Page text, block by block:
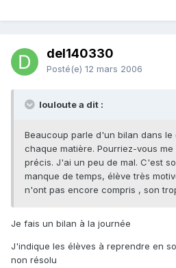
del140330
Posté(e) 12 mars 2006
louloute a dit :
Beaucoup parle d'un bilan dans
chaque matière. Pourriez-vous
précis. J'ai un peu de mal. C'est
manque de temps, élève très
n'ont pas encore compris , son
Je fais un bilan à la journée
J'indique les élèves à reprendre en
non résolu